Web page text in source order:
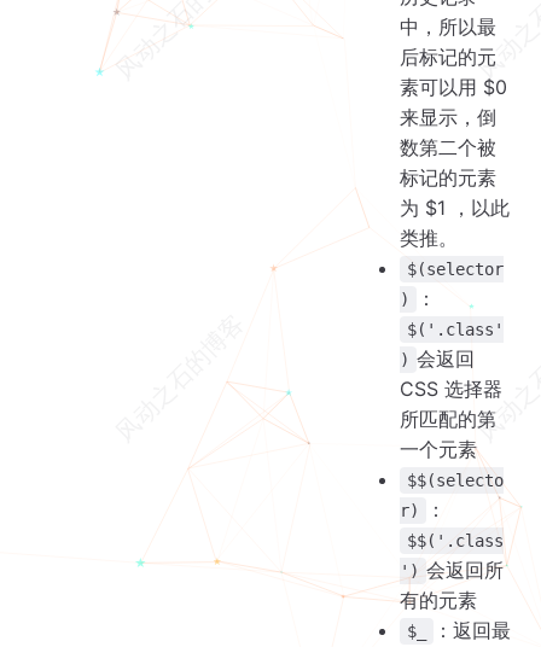
中，所以最
后标记的元
素可以用 $0
来显示，倒
数第二个被
标记的元素
为 $1 ，以此
类推。
$(selector
)
：
$('.class'
) 会返回
CSS 选择器
所匹配的第
一个元素
$$(selecto
r)
：
$$('.class
') 会返回所
有的元素
$_
：返回最